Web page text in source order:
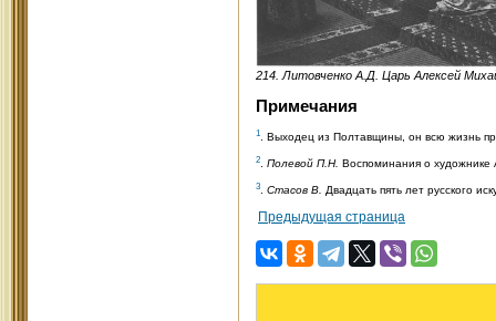
214. Литовченко А.Д. Царь Алексей
Примечания
1. Выходец из Полтавщины, он всю жизнь
2. Полевой П.Н. Воспоминания о
3 Стасов В. Двадцать пять лет русского
Предыдущая страница